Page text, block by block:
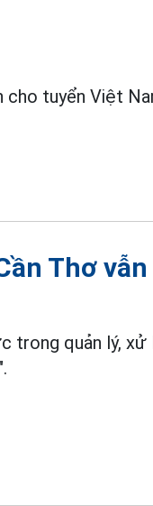
cho tuyển Việt
Thơ
trong quản lý,